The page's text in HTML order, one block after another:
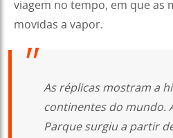
viagem no tempo, em que as
movidas a vapor.
As réplicas mostram a
continentes do mundo.
Parque surgiu a partir